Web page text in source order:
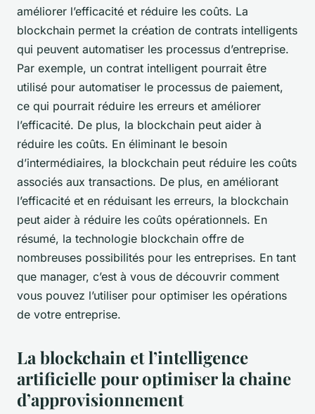
améliorer l’efficacité et réduire les coûts. La
blockchain permet la création de contrats intelligents
qui peuvent automatiser les processus d’entreprise.
Par exemple, un contrat intelligent pourrait être
utilisé pour automatiser le processus de paiement,
ce qui pourrait réduire les erreurs et améliorer
l’efficacité. De plus, la blockchain peut aider à
réduire les coûts. En éliminant le besoin
d’intermédiaires, la blockchain peut réduire les coûts
associés aux transactions. De plus, en améliorant
l’efficacité et en réduisant les erreurs, la blockchain
peut aider à réduire les coûts opérationnels. En
résumé, la technologie blockchain offre de
nombreuses possibilités pour les entreprises. En tant
que manager, c’est à vous de découvrir comment
vous pouvez l’utiliser pour optimiser les opérations
de votre entreprise.
La blockchain et l’intelligence
artificielle pour optimiser la chaine
d’approvisionnement